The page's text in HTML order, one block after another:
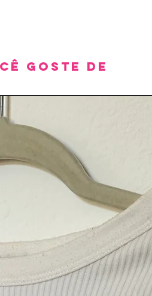
goste de